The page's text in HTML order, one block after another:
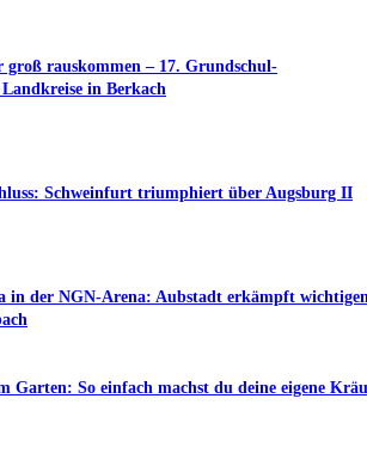
groß rauskommen – 17. Grundschul-
in Berkach
Schweinfurt triumphiert über Augsburg II
in der NGN-Arena: Aubstadt erkämpft
Garten: So einfach machst du deine eigene